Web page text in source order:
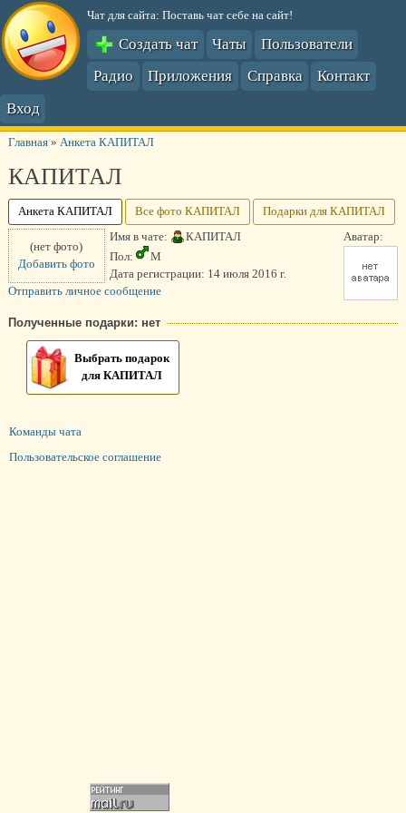
Чат для сайта: Поставь чат себе на сайт!
Создать чат Чаты
Пользователи
Радио
Приложения Справка
Контакт
Вход
Главная» Анкета КАПИТАЛ
КАПИТАЛ
Анкета КАПИТАЛ Все фото КАПИТАЛ
Подарки для КАПИТАЛ
Аватар:
(нет фото)
Добавить фото
Имя в чате:
КАПИТАЛ
Пол:
М
Дата регистрации: 14 июля 2016 г.
Отправить личное сообщение
Полученные подарки: нет
Выбрать подарок
для КАПИТАЛ
Команды чата
Пользовательское соглашение